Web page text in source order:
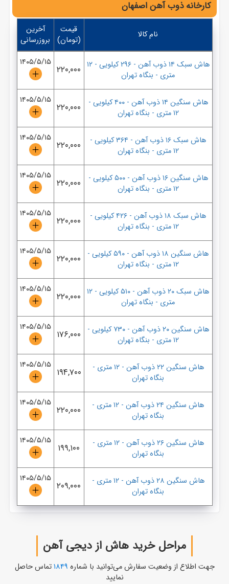
کارخانه ذوب آهن اصفهان
نام کالا
قیمت
(تومان)
آخرین
بروزرسانی
هاش سبک ۱۴ ذوب آهن - ۲۹۶ کیلویی - ۱۲
متری - بنگاه تهران ۲۲۰,۰۰۰
۱۴۰۵/۵/۱۵
هاش سنگین ۱۴ ذوب آهن - ۴۰۰ کیلویی
-
۱۲ متری
- بنگاه تهران ۲۲۰,۰۰۰
۱۴۰۵/۵/۱۵
هاش سبک ۱۶ ذوب آهن - ۳۶۴ کیلویی
-
۱۲ متری
- بنگاه تهران ۲۲۰,۰۰۰
۱۴۰۵/۵/۱۵
هاش سنگین ۱۶ ذوب آهن - ۵۰۰ کیلویی
-
۱۲ متری
- بنگاه تهران ۲۲۰,۰۰۰
۱۴۰۵/۵/۱۵
هاش سبک ۱۸ ذوب آهن - ۴۲۶ کیلویی
-
۱۲ متری
- بنگاه تهران ۲۲۰,۰۰۰
۱۴۰۵/۵/۱۵
هاش سنگین ۱۸ ذوب آهن - ۵۹۰ کیلویی
-
۱۲ متری
- بنگاه تهران ۲۲۰,۰۰۰
۱۴۰۵/۵/۱۵
هاش سبک ۲۰ ذوب آهن - ۵۱۰ کیلویی - ۱۲
متری - بنگاه تهران ۲۲۰,۰۰۰
۱۴۰۵/۵/۱۵
هاش سنگین ۲۰ ذوب آهن - ۷۳۰ کیلویی
-
۱۲ متری
- بنگاه تهران ۱۷۶,۰۰۰
۱۴۰۵/۵/۱۵
هاش سنگین ۲۲ ذوب آهن - ۱۲ متری
-
بنگاه تهران
۱۹۴,۷۰۰
۱۴۰۵/۵/۱۵
هاش سنگین ۲۴ ذوب آهن - ۱۲ متری
-
بنگاه تهران
۲۲۰,۰۰۰
۱۴۰۵/۵/۱۵
هاش سنگین ۲۶ ذوب آهن - ۱۲ متری
-
بنگاه تهران
۱۹۹,۱۰۰
۱۴۰۵/۵/۱۵
هاش سنگین ۲۸ ذوب آهن - ۱۲ متری
-
بنگاه تهران
۲۰۹,۰۰۰
۱۴۰۵/۵/۱۵
مراحل خرید هاش از دیجی آهن
جهت اطلاع از وضعیت سفارش می‌توانید با شماره ۱۸۴۹تماس حاصل
نمایید